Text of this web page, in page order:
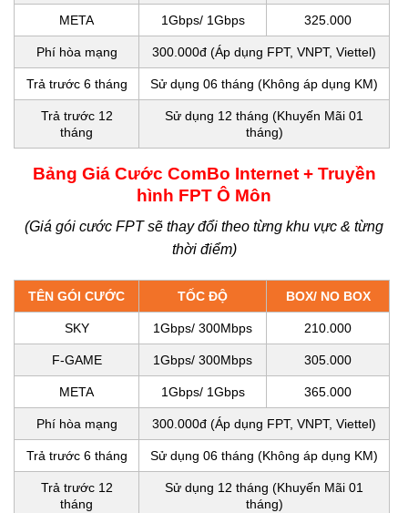
META 1Gbps/ 1Gbps 325.000
Phí hòa mạng 300.000đ (Áp dụng FPT, VNPT, Viettel)
Trả trước 6 tháng Sử dụng 06 tháng (Không áp dụng KM)
Trả trước 12
tháng
Sử dụng 12 tháng (Khuyến Mãi 01
tháng)
Bảng Giá Cước ComBo Internet + Truyền
hình FPT Ô Môn
(Giá gói cước FPT sẽ thay đổi theo từng khu vực & từng
thời điểm)
TÊN GÓI CƯỚC TỐC ĐỘ BOX/ NO BOX
SKY 1Gbps/ 300Mbps 210.000
F-GAME 1Gbps/ 300Mbps 305.000
META 1Gbps/ 1Gbps 365.000
Phí hòa mạng 300.000đ (Áp dụng FPT, VNPT, Viettel)
Trả trước 6 tháng Sử dụng 06 tháng (Không áp dụng KM)
Trả trước 12
tháng
Sử dụng 12 tháng (Khuyến Mãi 01
tháng)